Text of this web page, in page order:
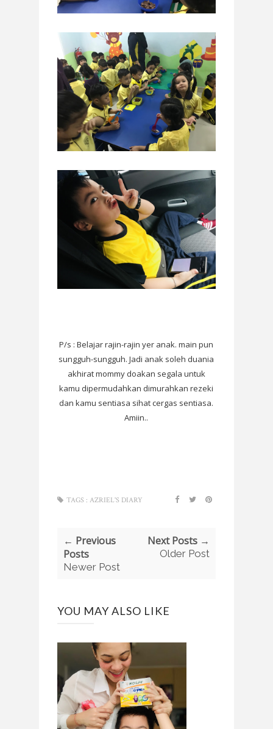
P/s : Belajar rajin-rajin yer anak. main pun
sungguh-sungguh. Jadi anak soleh duania
akhirat mommy doakan segala untuk
kamu dipermudahkan dimurahkan rezeki
dan kamu sentiasa sihat cergas sentiasa.
Amiin..
TAGS : AZRIEL'S DIARY
← Previous
Posts
Newer Post
Next Posts →
Older Post
YOU MAY ALSO LIKE